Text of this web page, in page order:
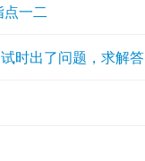
点一二
时出了问题，求解答